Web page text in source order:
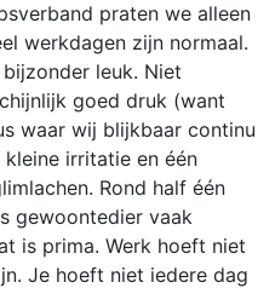
praten we alleen
werkdagen zijn normaal.
leuk. Niet
goed druk (want
waar wij blijkbaar continu
irritatie en één
Rond half één
gewoontedier vaak
is prima. Werk hoeft niet
Je hoeft niet iedere dag